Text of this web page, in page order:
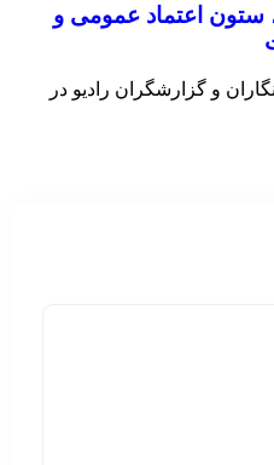
ستون اعتماد عمومی و
و گزارشگران رادیو در